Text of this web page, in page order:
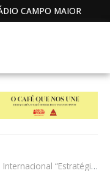
CAMPO MAIOR
ESG para PME Exportadoras”